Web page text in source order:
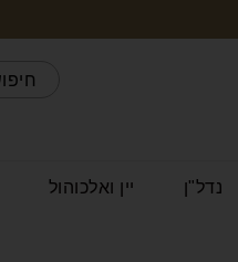
נדל"ן יין ואלכוהול